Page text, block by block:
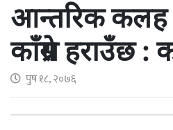
आन्तरिक कलह
काँग्रेस हराउँछ :
पुष १८, २०७६